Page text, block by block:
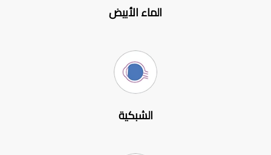
الماء الأبيض
الشبكية